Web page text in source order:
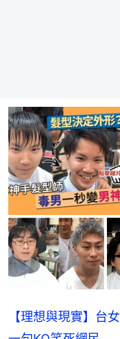
【理想與現實】